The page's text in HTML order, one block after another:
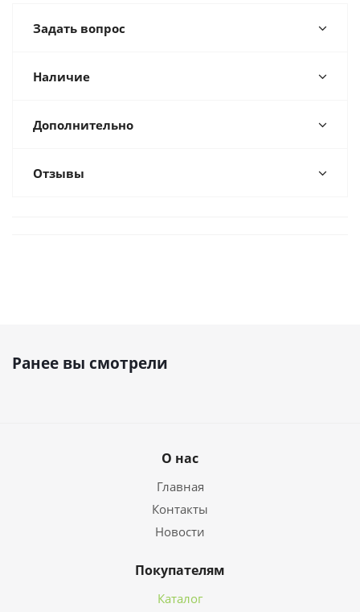
Задать вопрос
Наличие
Дополнительно
Отзывы
Ранее вы смотрели
О нас
Главная
Контакты
Новости
Покупателям
Каталог